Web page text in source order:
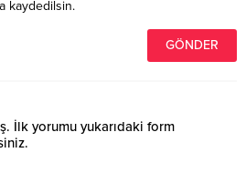
kaydedilsin.
İlk yorumu yukarıdaki form